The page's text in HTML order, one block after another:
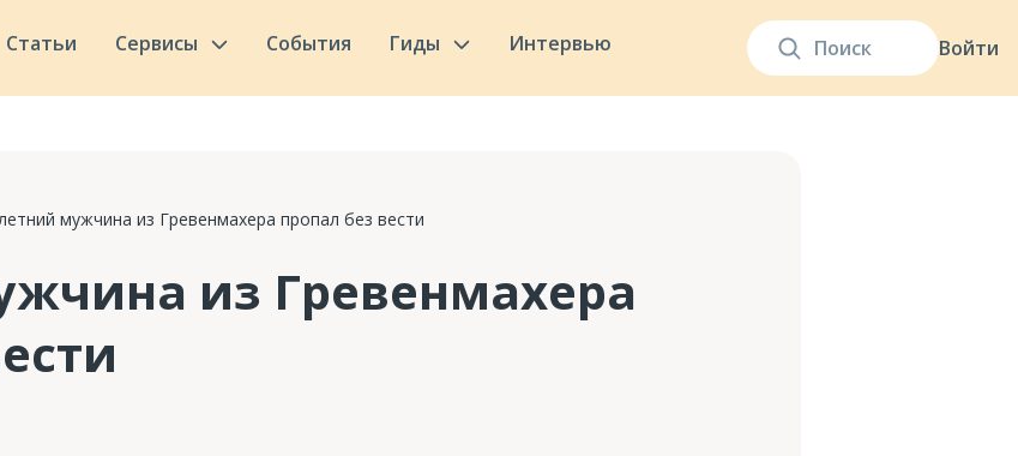
Войти
Статьи Сервисы События Гиды Интервью
мужчина из Гревенмахера пропал без вести
из Гревенмахера